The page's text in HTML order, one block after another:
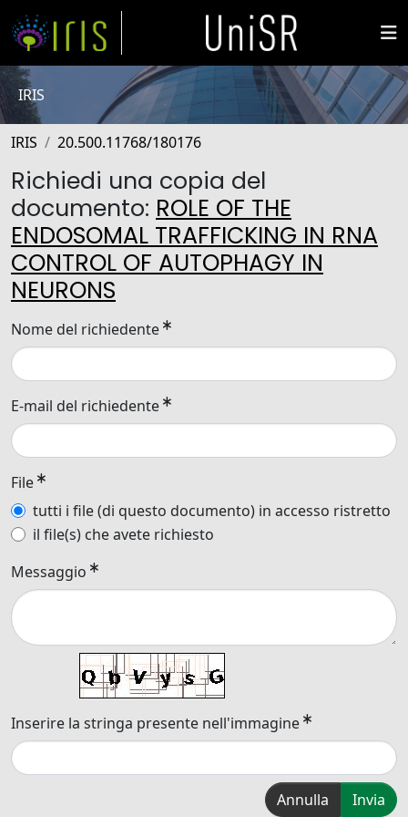
IRIS
IRIS 20.500.11768/180176
Richiedi una copia del
documento: ROLE OF THE
ENDOSOMAL TRAFFICKING IN RNA
CONTROL OF AUTOPHAGY IN
NEURONS
Nome del richiedente
E-mail del richiedente
File
tutti i file (di questo documento) in accesso ristretto
il file(s) che avete richiesto
Messaggio
Inserire la stringa presente nell'immagine
Annulla Invia